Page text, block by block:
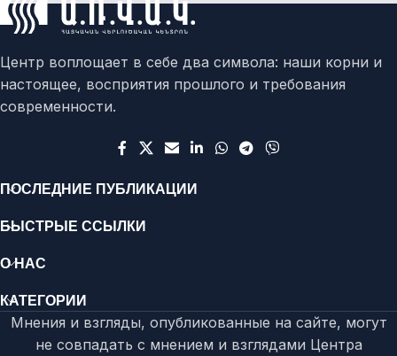
Центр воплощает в себе два символа: наши корни и
настоящее, восприятия прошлого и требования
современности.
ПОСЛЕДНИЕ ПУБЛИКАЦИИ
БЫСТРЫЕ ССЫЛКИ
О НАС
КАТЕГОРИИ
Мнения и взгляды, опубликованные на сайте, могут
не совпадать с мнением и взглядами Центра